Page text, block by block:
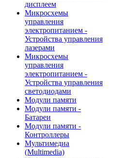
дисплеем
Микросхемы
управления
электропитанием -
Устройства управления
лазерами
Микросхемы
управления
электропитанием -
Устройства управления
светодиодами
Модули памяти
Модули памяти -
Батареи
Модули памяти -
Контроллеры
Мультимедиа
(Multimedia)